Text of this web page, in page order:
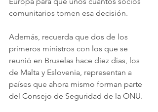
comunitarios tomen esa decisión.
Además, recuerda que dos de los
primeros ministros con los que se
reunió en Bruselas hace diez días, los
de Malta y Eslovenia, representan a
países que ahora mismo forman parte
del Consejo de Seguridad de la ONU.